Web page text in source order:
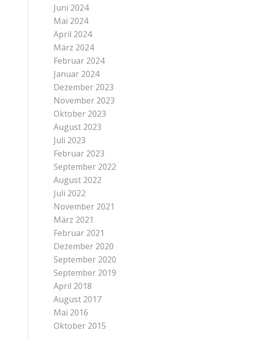
Juni 2024
Mai 2024
April 2024
März 2024
Februar 2024
Januar 2024
Dezember 2023
November 2023
Oktober 2023
August 2023
Juli 2023
Februar 2023
September 2022
August 2022
Juli 2022
November 2021
März 2021
Februar 2021
Dezember 2020
September 2020
September 2019
April 2018
August 2017
Mai 2016
Oktober 2015